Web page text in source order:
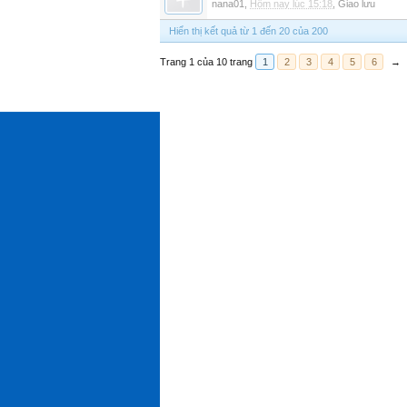
nana01 Hôm nay lúc 15:18 Giao lưu
Hiển thị kết quả từ 1 đến 20 của 200
Trang 1 của 10 trang 1 2 3 4 5 6 →